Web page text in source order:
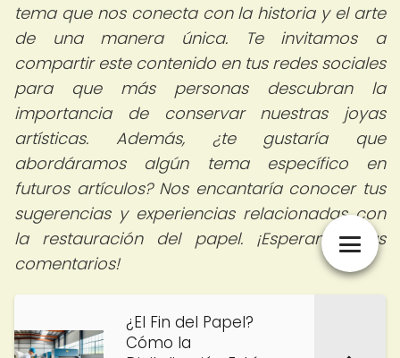
tema que nos conecta con la historia y el arte
de una manera única. Te invitamos a
compartir este contenido en tus redes sociales
para que más personas descubran la
importancia de conservar nuestras joyas
artísticas. Además, ¿te gustaría que
abordáramos algún tema específico en
futuros artículos? Nos encantaría conocer tus
sugerencias y experiencias relacionadas con
la restauración del papel. ¡Esperamos tus
comentarios!
¿El Fin del Papel?
Cómo la